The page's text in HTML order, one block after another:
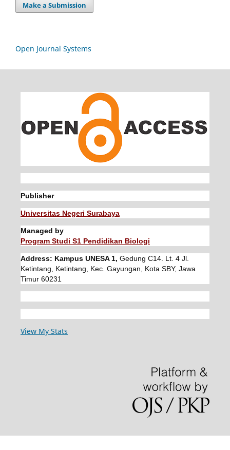
Make a Submission
Open Journal Systems
Publisher
Universitas Negeri Surabaya
Managed by
Program Studi S1 Pendidikan Biologi
Address: Kampus UNESA 1, Gedung C14. Lt. 4 Jl.
Ketintang, Ketintang, Kec. Gayungan, Kota SBY, Jawa
Timur 60231
View My Stats